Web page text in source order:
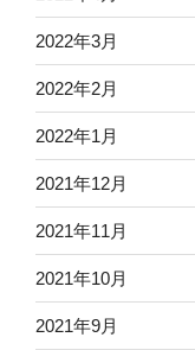
2022年3月
2022年2月
2022年1月
2021年12月
2021年11月
2021年10月
2021年9月